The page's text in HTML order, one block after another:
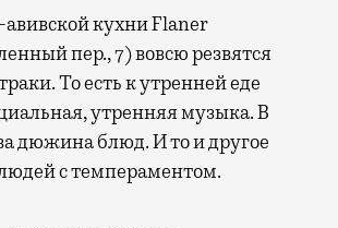
пер., 7) вовсю резвятся
То есть к утренней еде
утренняя музыка. В
дюжина блюд. И то и другое
с темпераментом.